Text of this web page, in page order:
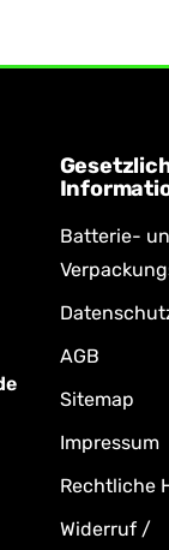
Batterie-
AGB
Sitemap
Impressum
Rechtliche
Widerruf /